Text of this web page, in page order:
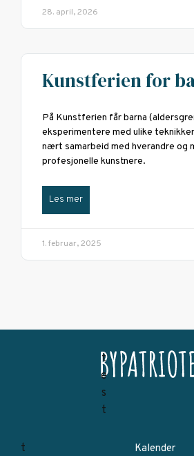
28. april, 2026
Kunstferien for
På Kunstferien får barna
eksperimentere med ulike
nært samarbeid med hverandre og
profesjonelle kunstnere.
Les mer
1. februar, 2025
Kalender